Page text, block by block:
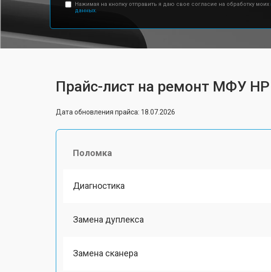
Нажимая на кнопку отправить я даю свое согласие на обработку моих
данных.
Прайс-лист на ремонт МФУ
Дата обновления прайса: 18.07.2026
Поломка
Диагностика
Замена дуплекса
Замена сканера